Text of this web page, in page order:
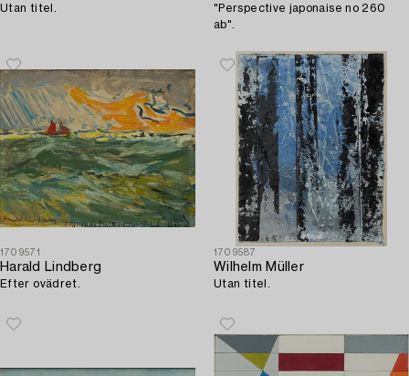
Utan titel.
"Perspective japonaise no 260
ab".
1709571
Harald Lindberg
Efter ovädret.
1709587
Wilhelm Müller
Utan titel.